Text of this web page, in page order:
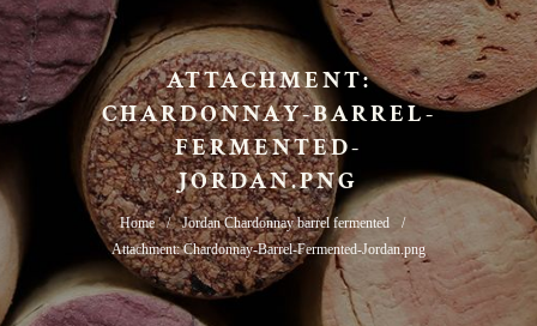
ATTACHMENT:
CHARDONNAY-BARREL-
FERMENTED-
JORDAN.PNG
Home
Jordan Chardonnay barrel fermented
Attachment: Chardonnay-Barrel-Fermented-Jordan.png